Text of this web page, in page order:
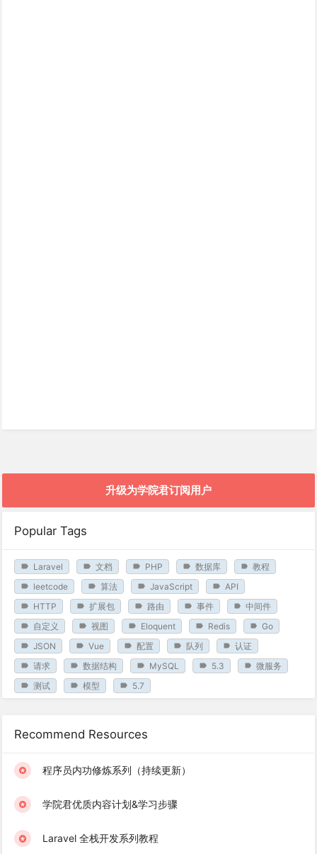
升级为学院君订阅用户
Popular Tags
Laravel 文档 PHP 数据库
教程
leetcode
算法 JavaScript
API
HTTP
扩展包 路由 事件
中间件
自定义
视图 Eloquent Redis
Go
JSON
Vue 配置 队列
认证
请求
数据结构 MySQL 5.3
微服务
测试
模型 5.7
Recommend Resources
程序员内功修炼系列（持续更新）
学院君优质内容计划&学习步骤
Laravel 全栈开发系列教程